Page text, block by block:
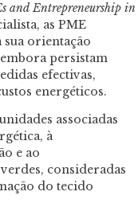
and Entrepreneurship in
as PME
orientação
persistam
efectivas,
energéticos.
associadas
à
e ao
consideradas
do tecido